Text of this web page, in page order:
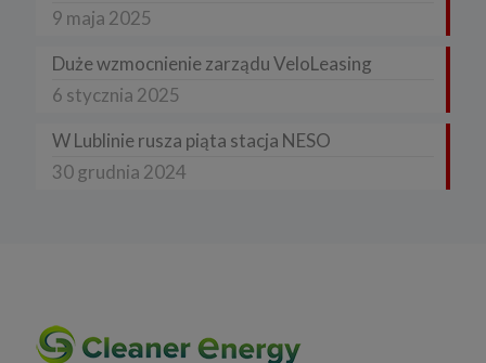
9 maja 2025
Duże wzmocnienie zarządu VeloLeasing
6 stycznia 2025
W Lublinie rusza piąta stacja NESO
30 grudnia 2024